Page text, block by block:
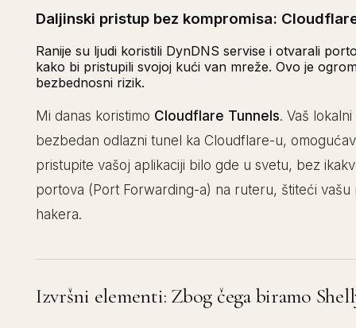
Daljinski pristup bez kompromisa:
Ranije su ljudi koristili DynDNS servise i otvarali
kako bi pristupili svojoj kući van mreže. Ovo je
bezbednosni rizik.
Mi danas koristimo Cloudflare Tunnels. Vaš
bezbedan odlazni tunel ka Cloudflare-u,
pristupite vašoj aplikaciji bilo gde u svetu, bez
portova (Port Forwarding-a) na ruteru, štiteći vašu
hakera.
Izvršni elementi: Zbog čega biramo